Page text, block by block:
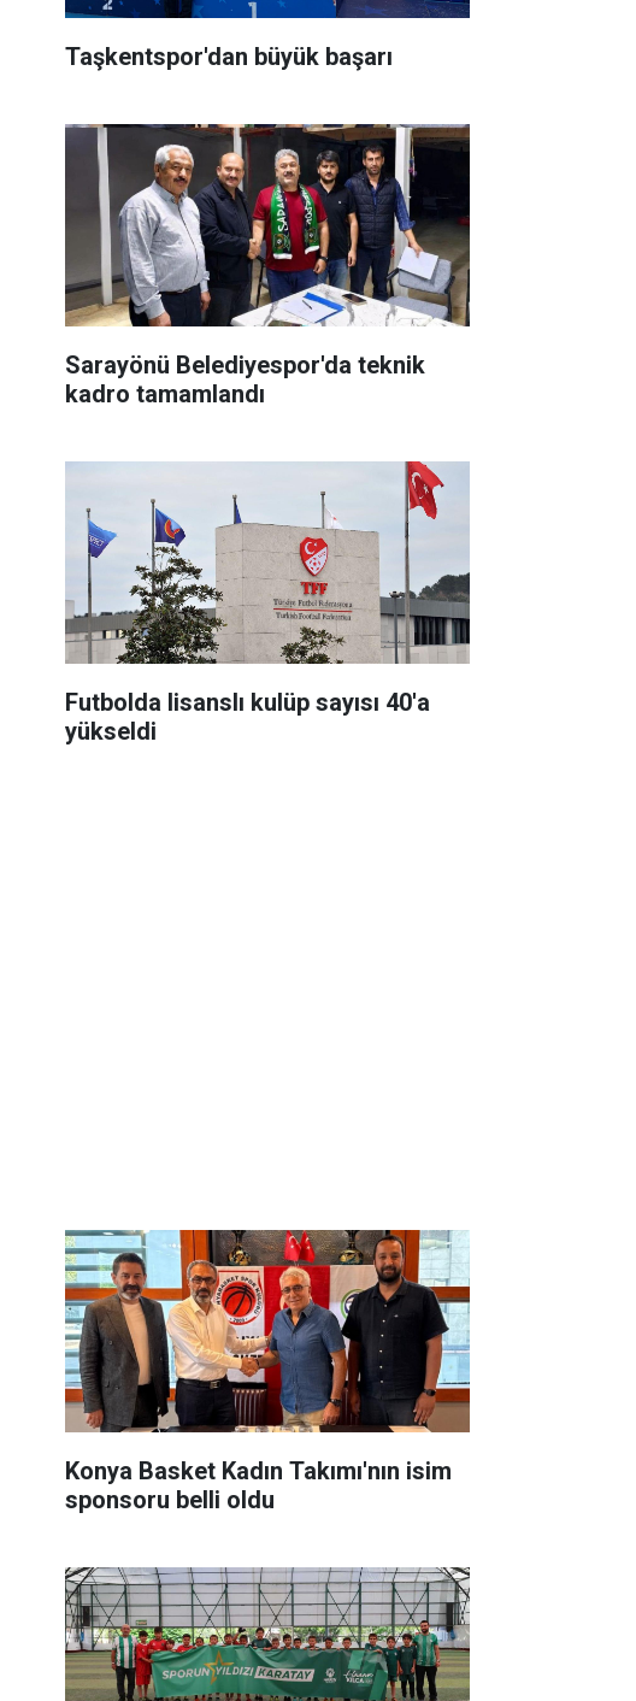
Taşkentspor'dan büyük başarı
Sarayönü Belediyespor'da teknik
kadro tamamlandı
Futbolda lisanslı kulüp sayısı 40'a
yükseldi
Konya Basket Kadın Takımı'nın isim
sponsoru belli oldu